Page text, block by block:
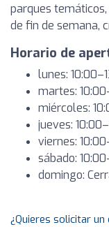
parques
de fin de semana,
Horario de
lunes:
martes:
miércoles:
jueves:
viernes:
sábado:
domingo:
¿Quieres solicitar un